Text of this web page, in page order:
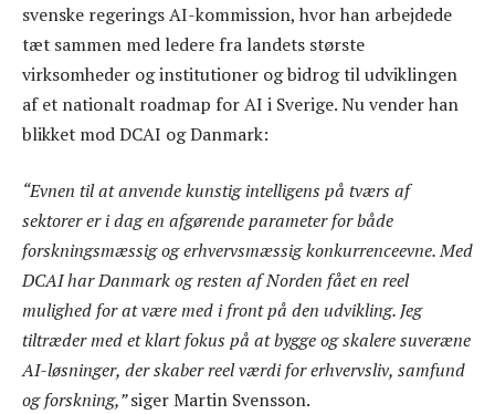
svenske regerings AI-kommission, hvor han arbejdede
tæt sammen med ledere fra landets største
virksomheder og institutioner og bidrog til udviklingen
af et nationalt roadmap for AI i Sverige. Nu vender han
blikket mod DCAI og Danmark:
“Evnen til at anvende kunstig intelligens på tværs af
sektorer er i dag en afgørende parameter for både
forskningsmæssig og erhvervsmæssig konkurrenceevne. Med
DCAI har Danmark og resten af Norden fået en reel
mulighed for at være med i front på den udvikling. Jeg
tiltræder med et klart fokus på at bygge og skalere suveræne
AI-løsninger, der skaber reel værdi for erhvervsliv, samfund
og forskning,”siger Martin Svensson.